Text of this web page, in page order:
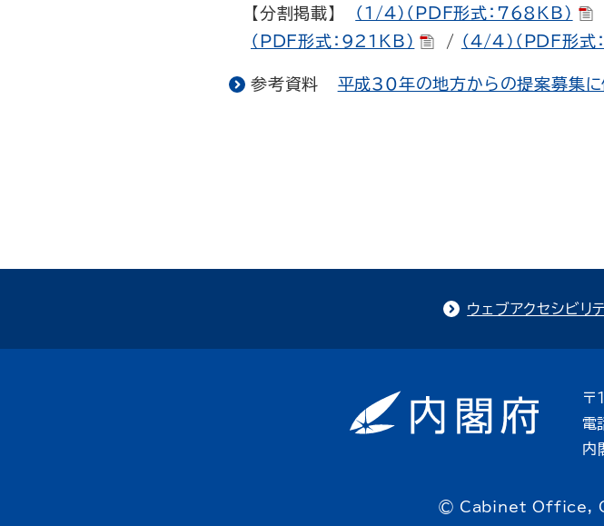
【分割掲載】 （1/4）（PDF形式：768KB）
（PDF形式：921KB）
/ （4/4）（PDF形式
参考資料 平成30年の地方からの提案募集
ウェブアクセシビリ
〒
電
内
© Cabinet Office,